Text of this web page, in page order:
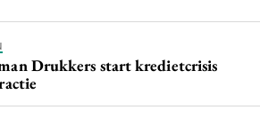
Drukkers start kredietcrisis